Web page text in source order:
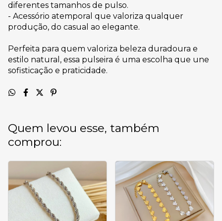
diferentes tamanhos de pulso.
- Acessório atemporal que valoriza qualquer
produção, do casual ao elegante.
Perfeita para quem valoriza beleza duradoura e
estilo natural, essa pulseira é uma escolha que une
sofisticação e praticidade.
Quem levou esse, também
comprou: